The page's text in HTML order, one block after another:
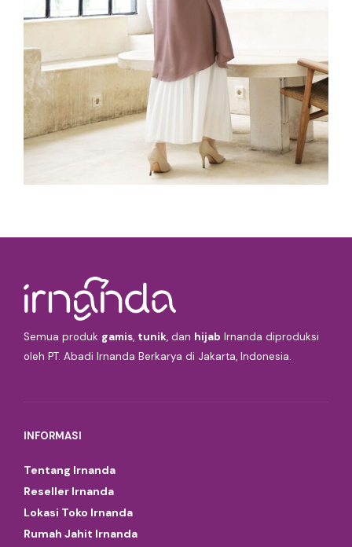
Semua produk gamis, tunik, dan hijab Irnanda diproduksi
oleh PT. Abadi Irnanda Berkarya di Jakarta, Indonesia.
INFORMASI
Tentang Irnanda
Reseller Irnanda
Lokasi Toko Irnanda
Rumah Jahit Irnanda